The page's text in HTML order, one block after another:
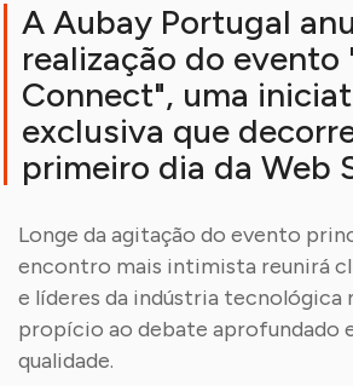
Por defeito, este site usa cookies. Estes
otimizar a sua experiência de navegação
Aceitar Rejeitar
A Aubay Portugal
realização do evento
Connect", uma
exclusiva que
primeiro dia da Web
Longe da agitação do evento
encontro mais intimista reunirá
e líderes da indústria tecnológica
propício ao debate aprofundado
qualidade.